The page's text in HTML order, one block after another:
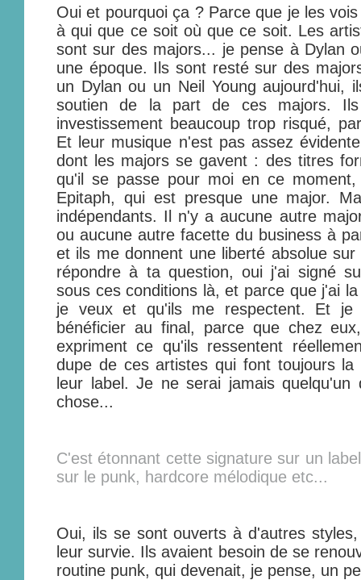
Oui et pourquoi ça ? Parce que je les
à qui que ce soit où que ce soit. Les
sont sur des majors... je pense à Dylan
une époque. Ils sont resté sur des
un Dylan ou un Neil Young aujourd'hui,
soutien de la part de ces majors. Ils
investissement beaucoup trop risqué,
Et leur musique n'est pas assez
dont les majors se gavent : des titres
qu'il se passe pour moi en ce
Epitaph, qui est presque une major.
indépendants. Il n'y a aucune autre
ou aucune autre facette du business à
et ils me donnent une liberté absolue
répondre à ta question, oui j'ai signé
sous ces conditions là, et parce que j'ai
je veux et qu'ils me respectent. Et je
bénéficier au final, parce que chez
expriment ce qu'ils ressentent
dupe de ces artistes qui font toujours
leur label. Je ne serai jamais
chose...
C'est étonnant cette signature sur un
sur le punk, hardcore mélodique etc...
Oui, ils se sont ouverts à d'autres
leur survie. Ils avaient besoin de se
routine punk, qui devenait, je pense, un